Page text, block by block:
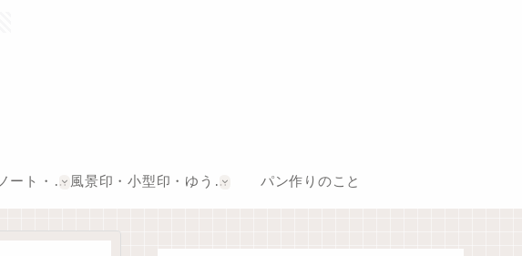
手帳・日記・ノート・文具 風景印・小型印・ゆうちょスタンプ巡り パン作りのこと